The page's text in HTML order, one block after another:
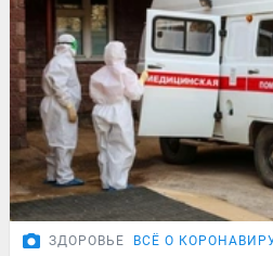
ЗДОРОВЬЕ ВСЁ О